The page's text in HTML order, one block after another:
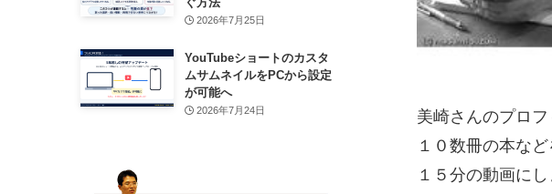
美崎さんのプロフ
１０数冊の本な
１５分の動画にし
2026年7月25日
YouTubeショートのカスタ
ムサムネイルをPCから設定
が可能へ
2026年7月24日